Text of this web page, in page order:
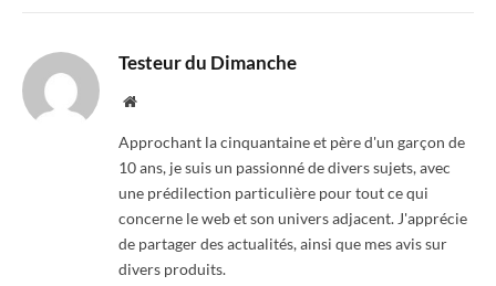
Testeur du Dimanche
Website
Approchant la cinquantaine et père d'un garçon de
10 ans, je suis un passionné de divers sujets, avec
une prédilection particulière pour tout ce qui
concerne le web et son univers adjacent. J'apprécie
de partager des actualités, ainsi que mes avis sur
divers produits.